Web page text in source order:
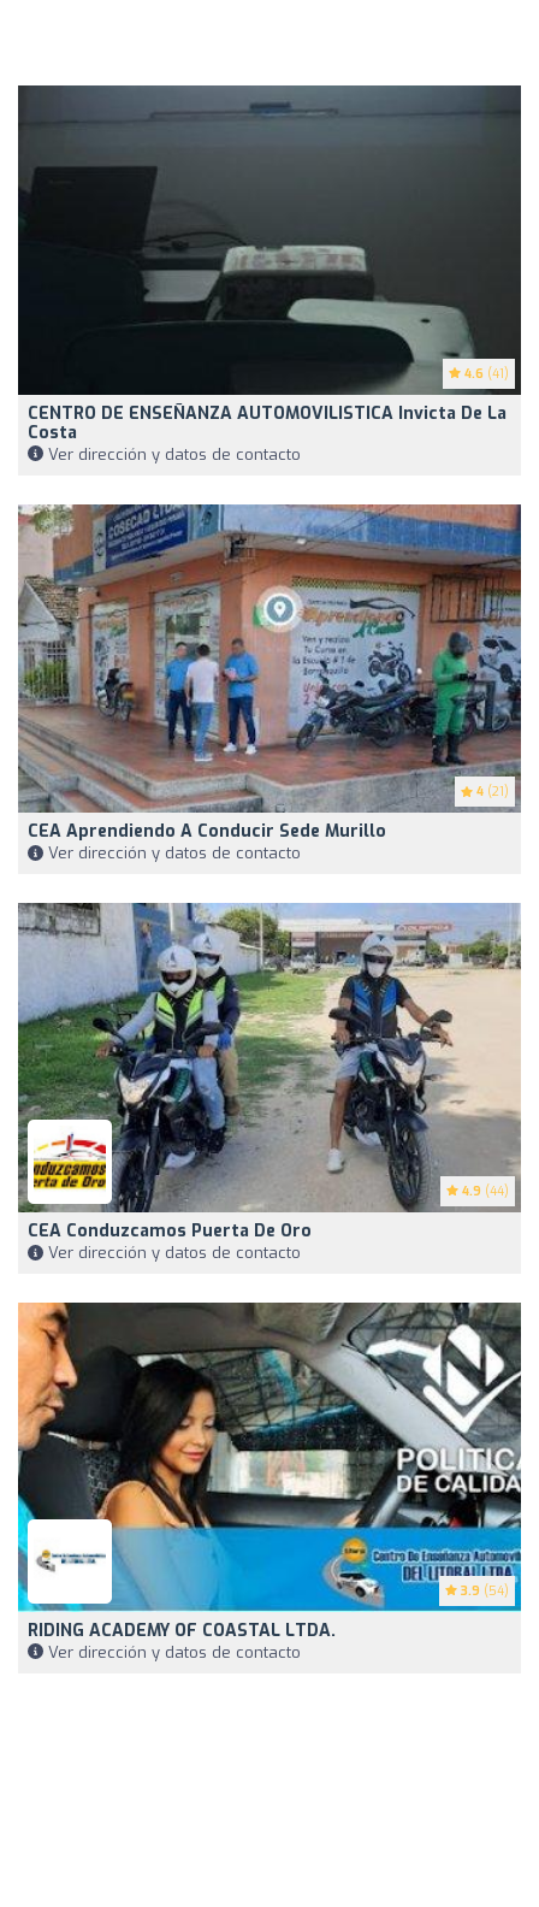
4.6 (41)
CENTRO DE ENSEÑANZA AUTOMOVILISTICA Invicta De La
Costa
Ver dirección y datos de contacto
4 (21)
CEA Aprendiendo A Conducir Sede Murillo
Ver dirección y datos de contacto
4.9 (44)
CEA Conduzcamos Puerta De Oro
Ver dirección y datos de contacto
3.9 (54)
RIDING ACADEMY OF COASTAL LTDA.
Ver dirección y datos de contacto